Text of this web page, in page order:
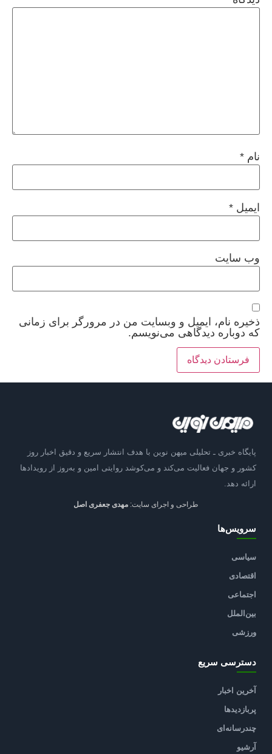
نام *
ایمیل *
وب‌ سایت
ذخیره نام، ایمیل و وبسایت من در مرورگر برای زمانی
که دوباره دیدگاهی می‌نویسم.
پایگاه خبری ـ تحلیلی میهن نوین با هدف انتشار سریع و دقیق اخبار روز
کشور و جهان فعالیت می‌کند و می‌کوشد روایتی امین و به‌روز از رویدادها
ارائه دهد.
طراحی و اجرای سایت: مهدی جعفری اصل
سرویس‌ها
سیاسی
اقتصادی
اجتماعی
بین‌الملل
ورزشی
دسترسی سریع
آخرین اخبار
پربازدیدها
چندرسانه‌ای
آرشیو